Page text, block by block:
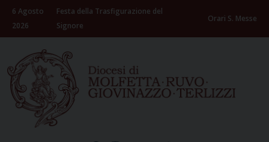
Skip
content
6 Agosto
2026
Festa della Trasfigurazione del
Signore
Orari S. Messe